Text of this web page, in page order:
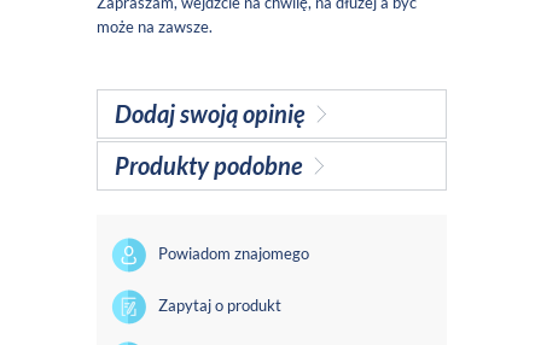
może na zawsze.
Dodaj swoją opinię
Produkty podobne
Powiadom znajomego
Zapytaj o produkt